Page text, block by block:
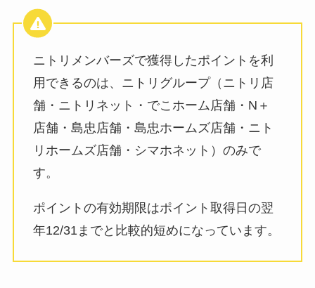
ニトリメンバーズで獲得したポイントを利
用できるのは、ニトリグループ（ニトリ店
舗・ニトリネット・でこホーム店舗・N＋
店舗・島忠店舗・島忠ホームズ店舗・ニト
リホームズ店舗・シマホネット）のみで
す。
ポイントの有効期限はポイント取得日の翌
年12/31までと比較的短めになっています。